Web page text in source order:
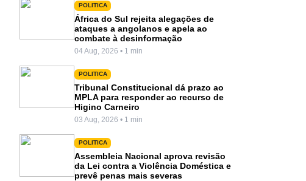
POLITICA
África do Sul rejeita alegações de
ataques a angolanos e apela ao
combate à desinformação
04 Aug, 2026 • 1 min
POLITICA
Tribunal Constitucional dá prazo ao
MPLA para responder ao recurso de
Higino Carneiro
03 Aug, 2026 • 1 min
POLITICA
Assembleia Nacional aprova revisão
da Lei contra a Violência Doméstica e
prevê penas mais severas